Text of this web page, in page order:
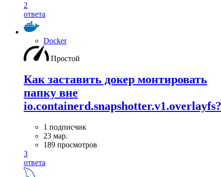
2
ответа
Docker
Простой
Как заставить докер монтировать
папку вне
io.containerd.snapshotter.v1.overlayfs?
1 подписчик
23 мар.
189 просмотров
3
ответа